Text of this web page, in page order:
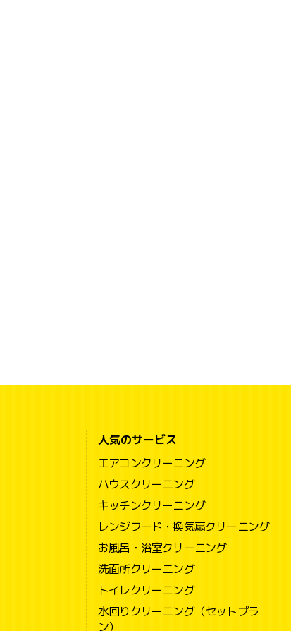
人気のサービス
エアコンクリーニング
ハウスクリーニング
キッチンクリーニング
レンジフード・換気扇クリーニング
お風呂・浴室クリーニング
洗面所クリーニング
トイレクリーニング
水回りクリーニング（セットプラ
ン）